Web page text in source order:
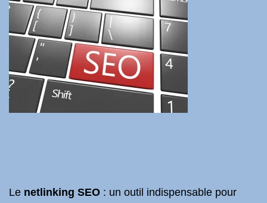
Le netlinking SEO : un outil indispensable pour